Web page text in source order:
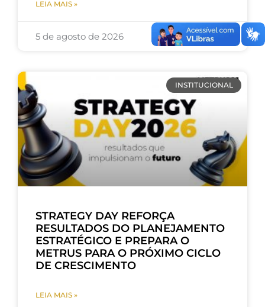
LEIA MAIS »
5 de agosto de 2026
INSTITUCIONAL
STRATEGY DAY REFORÇA
RESULTADOS DO PLANEJAMENTO
ESTRATÉGICO E PREPARA O
METRUS PARA O PRÓXIMO CICLO
DE CRESCIMENTO
LEIA MAIS »